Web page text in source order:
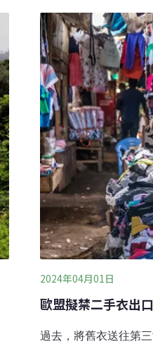
造成農田受災嚴重，
驗，其中淤積20公分
農業復耕。花蓮區農
耕試驗與示範，按淤
共7樣態試驗。（中央
2024年04月01日
歐盟擬禁二手衣出
過去，將舊衣送往第